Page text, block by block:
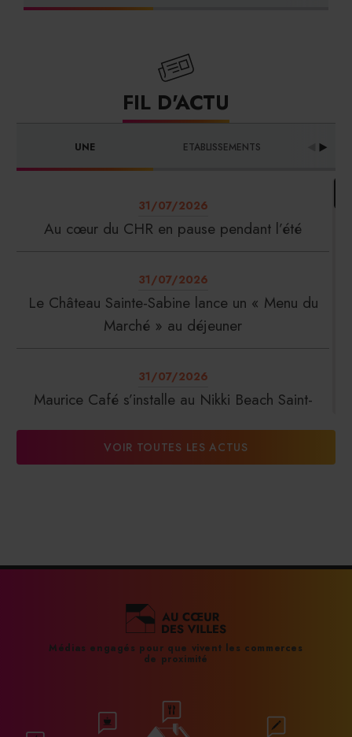
FIL D'ACTU
UNE ETABLISSEMENTS
31/07/2026
Au cœur du CHR en pause pendant l’été
31/07/2026
Le Château Sainte-Sabine lance un « Menu du
Marché » au déjeuner
31/07/2026
Maurice Café s’installe au Nikki Beach Saint-
31/07/2026
hôtel du monde
31/07/2026
maison de collectionneur
VOIR TOUTES LES ACTUS
Médias engagés pour que vivent les commerces
de proximité